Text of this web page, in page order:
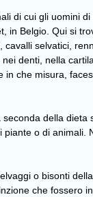
di cui gli uomini
in Belgio. Qui si
selvatici,
denti, nella
in che misura,
della dieta
piante o di animali.
o bisonti
che fossero